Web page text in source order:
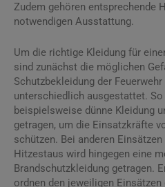
Zudem gehören entsprechende
notwendigen Ausstattung.
Um die richtige Kleidung für
sind zunächst die möglichen
Schutzbekleidung der
unterschiedlich ausgestattet. So
beispielsweise dünne Kleidung
getragen, um die Einsatzkräfte
schützen. Bei anderen
Hitzestaus wird hingegen eine
Brandschutzkleidung getragen.
ordnen den jeweiligen Einsätzen